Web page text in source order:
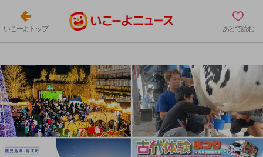
いこーよトップ あとで読む